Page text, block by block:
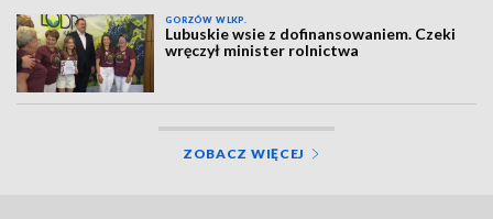
GORZÓW WLKP.
Lubuskie wsie z dofinansowaniem. Czeki
wręczył minister rolnictwa
ZOBACZ WIĘCEJ